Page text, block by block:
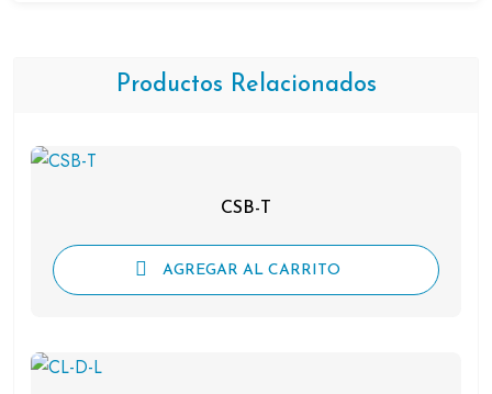
Productos Relacionados
CSB-T
AGREGAR AL CARRITO